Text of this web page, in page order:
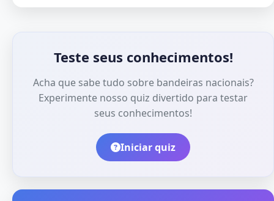
Teste seus conhecimentos!
Acha que sabe tudo sobre bandeiras nacionais?
Experimente nosso quiz divertido para testar
seus conhecimentos!
Iniciar quiz